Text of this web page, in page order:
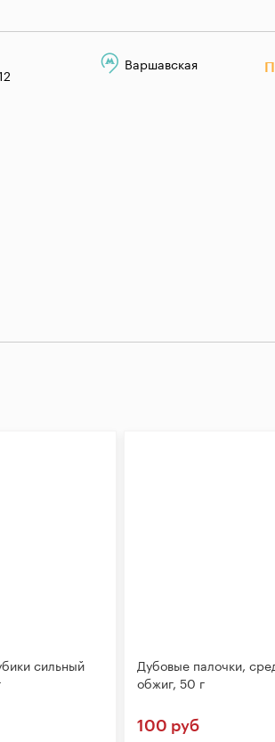
Варшавская
сильный
Дубовые палочки,
обжиг, 50 г
100 руб